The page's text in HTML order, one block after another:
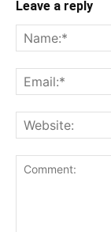
Leave a reply